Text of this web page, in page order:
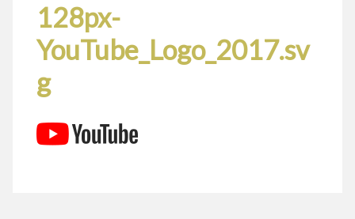
128px-
YouTube_Logo_2017.sv
g